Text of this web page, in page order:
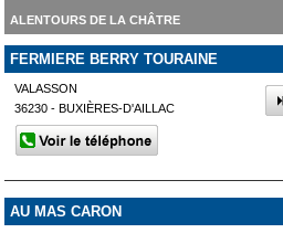
ALENTOURS DE LA CHÂTRE
FERMIERE BERRY TOURAINE
VALASSON
36230 - BUXIÈRES-D'AILLAC
AU MAS CARON